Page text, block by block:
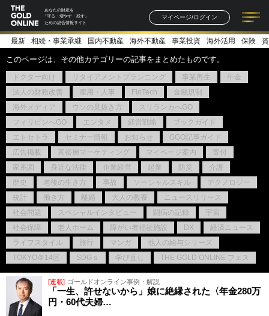
あなたの財産を
「守る・増やす・残す」
ための総合情報サイト
マイページ/ログイン
記事一覧 連載一覧
著者一覧 書籍一覧
最新 相続・事業承継 国内不動産 海外不動産 事業投資 海外活用 保険
このページは、その他カテゴリーの記事をまとめたものです。
ドクター向け リタイアメントプランニング 事業再生
年金
法人の財務改善
雇用・人事 FinTech
金融規制
海外メディア
ウソの見抜き方
スリランカへGO
フィリピンへGO
エンタメ 経営戦略
ブックガイド
エトセトラ
セミナー情報 お知らせ
GGO記事ガイド
広告掲載
富裕層マーケティング マイページ案内
寄付
家系図
身近な法律 企業経営 起業 防災
介護
歴史
老後の生き方 事故 ソーシャルスキル
テクノロジー
統計
働き方 離婚 大人の教養
ニュースリリース
社会問題
スペシャルインタビュー 闘病の記録
宇宙
社会保障
老人ホーム 障がい者福祉施設 DX
経済ニュース
ライフスタイル
旅行 マンガ
他人の給与シリーズ
TOKYO＠14区
SDGｓ 学び直し THE GOLD ONLINE フェス
[連載] ゴールドオンライン事例・解説
「一生、許せないから」娘に絶縁された〈年金280万
円・60代夫婦…